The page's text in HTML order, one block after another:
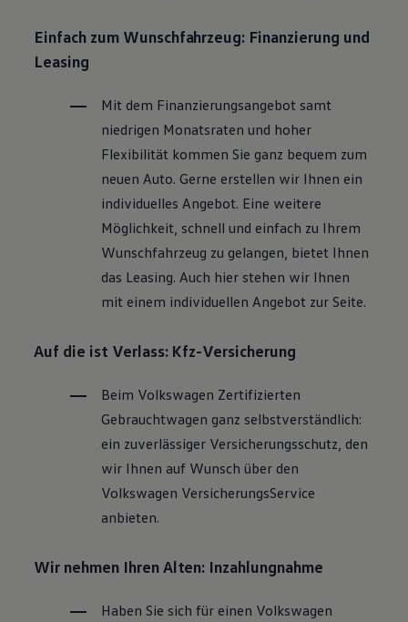
Einfach zum Wunschfahrzeug: Finanzierung und
Leasing
Mit dem Finanzierungsangebot samt
niedrigen Monatsraten und hoher
Flexibilität kommen Sie ganz bequem zum
neuen Auto. Gerne erstellen wir Ihnen ein
individuelles Angebot. Eine weitere
Möglichkeit, schnell und einfach zu Ihrem
Wunschfahrzeug zu gelangen, bietet Ihnen
das Leasing. Auch hier stehen wir Ihnen
mit einem individuellen Angebot zur Seite.
Auf die ist Verlass: Kfz-Versicherung
Beim Volkswagen Zertifizierten
Gebrauchtwagen ganz selbstverständlich:
ein zuverlässiger Versicherungsschutz, den
wir Ihnen auf Wunsch über den
Volkswagen VersicherungsService
anbieten.
Wir nehmen Ihren Alten: Inzahlungnahme
Haben Sie sich für einen Volkswagen